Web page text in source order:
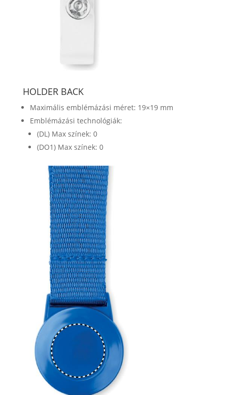
HOLDER BACK
Maximális emblémázási méret: 19×19 mm
Emblémázási technológiák:
(DL) Max színek: 0
(DO1) Max színek: 0